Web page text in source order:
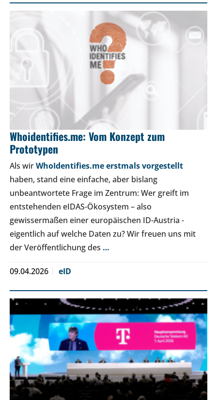
Whoidentifies.me: Vom Konzept zum
Prototypen
Als wirWhoIdentifies.me erstmals vorgestellt
haben, stand eine einfache, aber bislang
unbeantwortete Frage im Zentrum: Wer greift im
entstehenden eIDAS-Ökosystem – also
gewissermaßen einer europäischen ID-Austria -
eigentlich auf welche Daten zu? Wir freuen uns mit
der Veröffentlichung des …
09.04.2026 eID